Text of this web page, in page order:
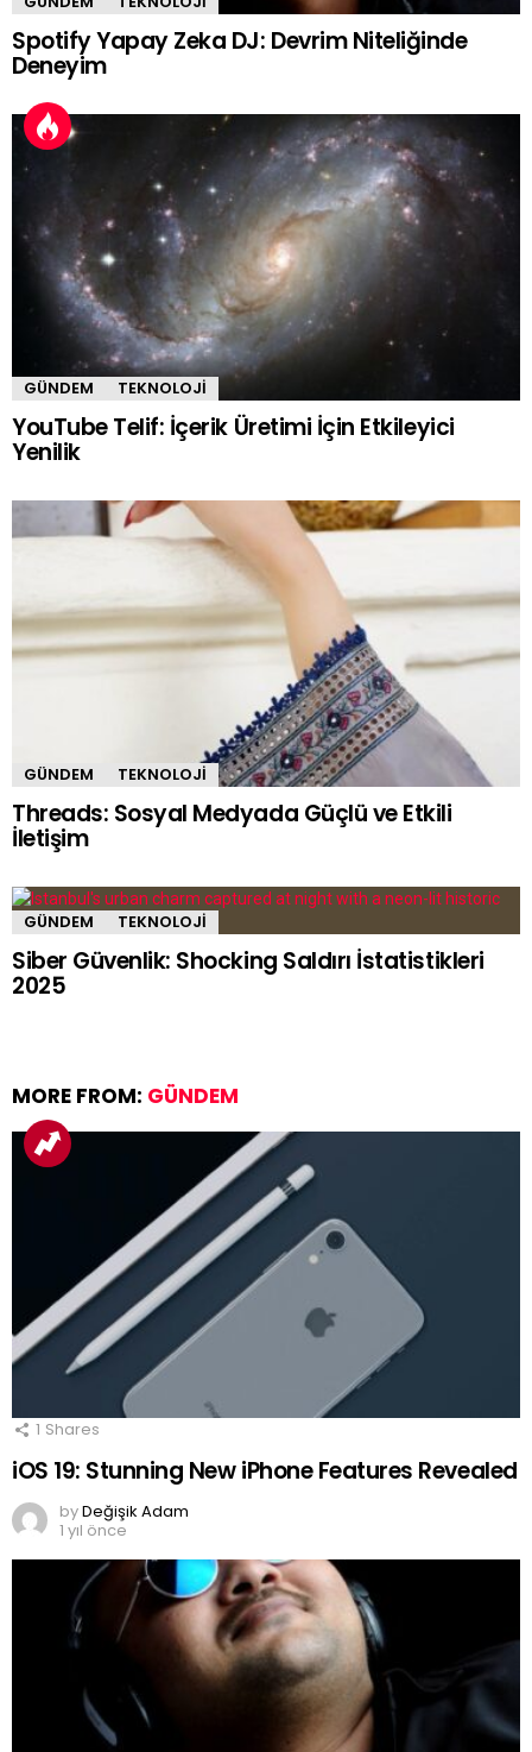
Spotify Yapay Zeka DJ: Devrim Niteliğinde
Deneyim
GÜNDEM TEKNOLOJI
YouTube Telif: İçerik Üretimi İçin Etkileyici
Yenilik
GÜNDEM TEKNOLOJI
Threads: Sosyal Medyada Güçlü ve Etkili
İletişim
GÜNDEM TEKNOLOJI
Siber Güvenlik: Shocking Saldırı İstatistikleri
2025
MORE FROM: GÜNDEM
1 Shares
iOS 19: Stunning New iPhone Features Revealed
byDeğişik Adam
1 yıl önce